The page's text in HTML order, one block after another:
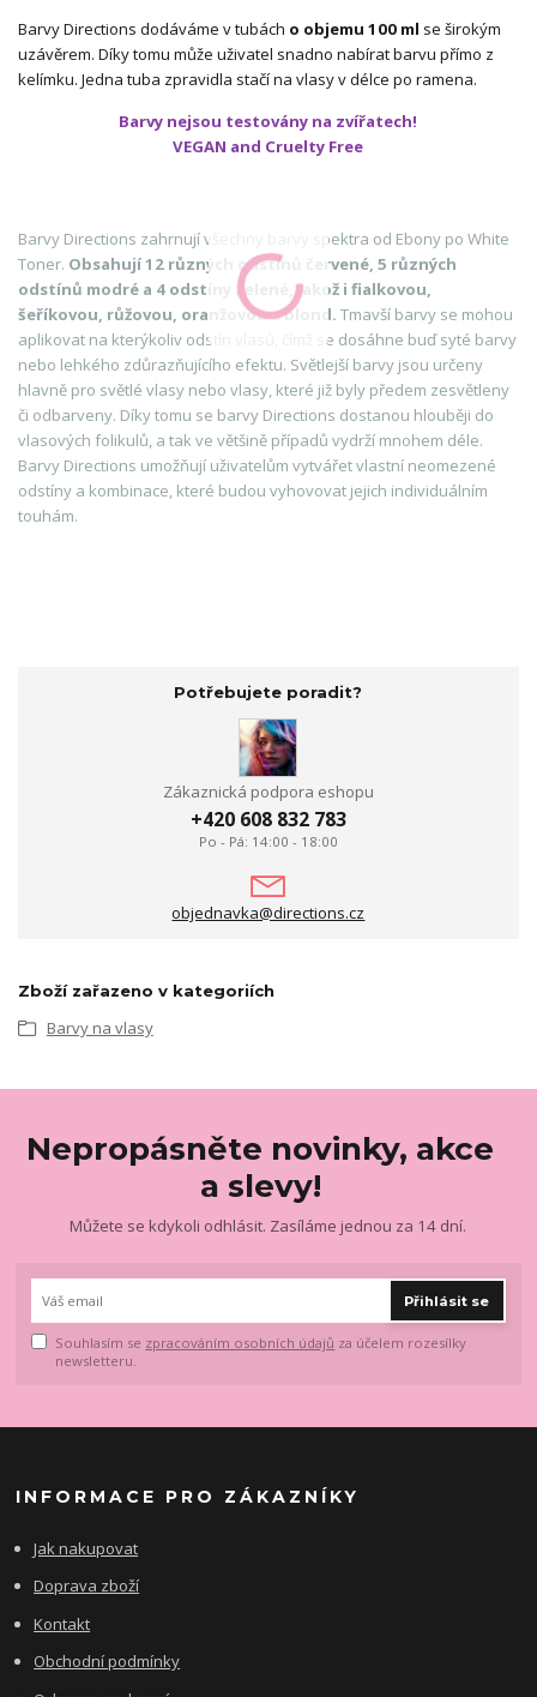
Barvy Directions dodáváme v tubách o objemu 100 ml se širokým
uzávěrem. Díky tomu může uživatel snadno nabírat barvu přímo z
kelímku. Jedna tuba zpravidla stačí na vlasy v délce po ramena.
Barvy nejsou testovány na zvířatech!
VEGAN and Cruelty Free
Barvy Directions zahrnují všechny barvy spektra od Ebony po White
Toner. Obsahují 12 různých odstínů červené, 5 různých
odstínů modré a 4 odstíny zelené, jakož i fialkovou,
šeříkovou, růžovou, oranžovou a blond. Tmavší barvy se mohou
aplikovat na kterýkoliv odstín vlasů, čímž se dosáhne buď syté barvy
nebo lehkého zdůrazňujícího efektu. Světlejší barvy jsou určeny
hlavně pro světlé vlasy nebo vlasy, které již byly předem zesvětleny
či odbarveny. Díky tomu se barvy Directions dostanou hlouběji do
vlasových folikulů, a tak ve většině případů vydrží mnohem déle.
Barvy Directions umožňují uživatelům vytvářet vlastní neomezené
odstíny a kombinace, které budou vyhovovat jejich individuálním
touhám.
Potřebujete poradit?
Zákaznická podpora eshopu
+420 608 832 783
Po - Pá: 14:00 - 18:00
objednavka@directions.cz
Zboží zařazeno v kategoriích
Barvy na vlasy
Nepropásněte novinky, akce
a slevy!
Můžete se kdykoli odhlásit. Zasíláme jednou za 14 dní.
Přihlásit se
Souhlasím se zpracováním osobních údajů za účelem rozesílky
newsletteru.
INFORMACE PRO ZÁKAZNÍKY
Jak nakupovat
Doprava zboží
Kontakt
Obchodní podmínky